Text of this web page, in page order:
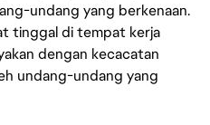
undang yang berkenaan.
tinggal di tempat kerja
dengan kecacatan
undang-undang yang